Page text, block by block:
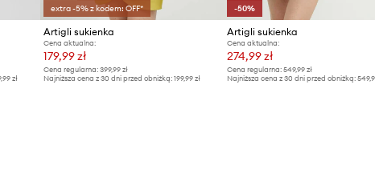
zł
extra -5% z kodem: OFF*
Artigli sukienka
Cena aktualna:
179,99 zł
Cena regularna: 399,99 zł
Najniższa cena z 30 dni przed obniżką: 199,99 zł
-50%
Artigli sukienka
Cena aktualna:
274,99 zł
Cena regularna: 549,99 zł
Najniższa cena z 30 dni przed obniżką: